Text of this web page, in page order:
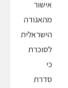
אישור
מהאגודה
הישראלית
לסוכרת
כי
סדרת